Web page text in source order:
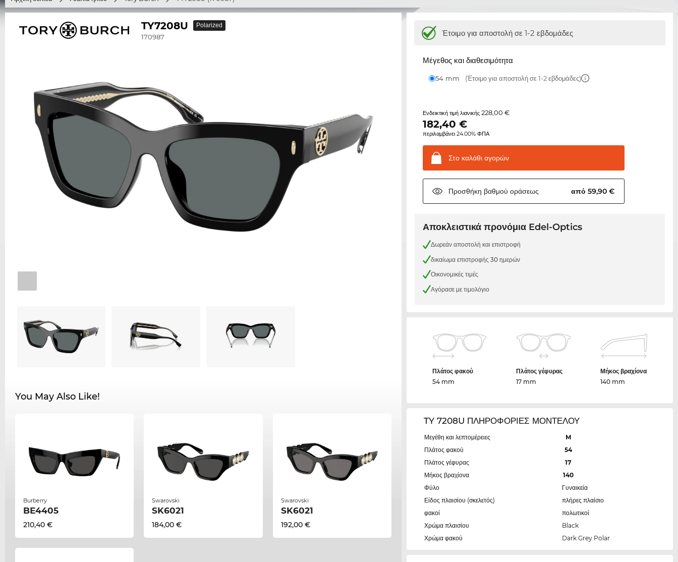
TY7208U
170987
Polarized
You May Also Like!
Burberry
BE4405
210,40 €
Swarovski
SK6021
184,00 €
Swarovski
SK6021
192,00 €
Έτοιμο για αποστολή σε 1-2 εβδομάδες
Μέγεθος και διαθεσιμότητα
54 mm (Έτοιμο για αποστολή σε 1-2 εβδομάδες)
Ενδεικτική τιμή λιανικής228,00 €
182,40 €
περιλαμβάνει 24.00% ΦΠΑ
Στο καλάθι αγορών
Προσθήκη βαθμού οράσεως από 59,90 €
Αποκλειστικά προνόμια Edel-Optics
Δωρεάν αποστολή και επιστροφή
δικαίωμα επιστροφής 30 ημερών
Οικονομικές τιμές
Αγόρασε με τιμολόγιο
Πλάτος φακού
54 mm
Πλάτος γέφυρας
17 mm
Μήκος βραχίονα
140 mm
TY 7208U ΠΛΗΡΟΦΟΡΙΕΣ ΜΟΝΤΕΛΟΥ
Μεγέθη και λεπτομέρειες
M
Πλάτος φακού
54
Πλάτος γέφυρας
17
Μήκος βραχίονα
140
Φύλο
Γυναικεία
Είδος πλαισίου (σκελετός)
πλήρες πλαίσιο
φακοί
πολωτικοί
Χρώμα πλαισίου
Black
Χρώμα φακού
Dark Grey Polar